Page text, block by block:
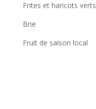
Frites et haricots verts
Brie
Fruit de saison local